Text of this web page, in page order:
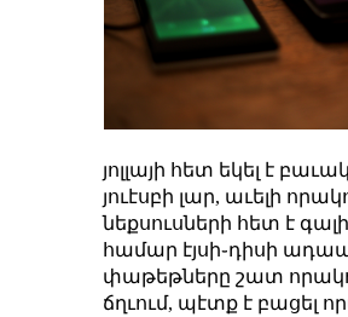
յոլլայի հետ եկել է
յուէսբի լար, աւելի
նեքսուսների հետ է
համար էյսի֊դիսի
փաթեթները շատ
ճղւում, պէտք է բացել